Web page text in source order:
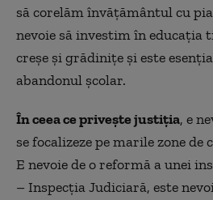
să corelăm învățământul cu
nevoie să investim în educația
creșe și grădinițe și este
abandonul școlar.
În ceea ce privește justiția, e
se focalizeze pe marile zone
E nevoie de o reformă a unei
– Inspecția Judiciară, este